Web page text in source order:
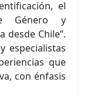
el
Género y
desde Chile”.
especialistas
que
con énfasis